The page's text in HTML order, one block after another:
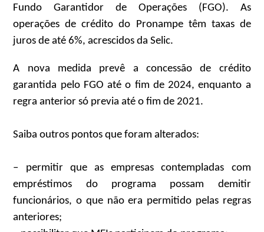
Fundo Garantidor de Operações (FGO). As
operações de crédito do Pronampe têm taxas de
juros de até 6%, acrescidos da Selic.
A nova medida prevê a concessão de crédito
garantida pelo FGO até o fim de 2024, enquanto a
regra anterior só previa até o fim de 2021.
Saiba outros pontos que foram alterados:
– permitir que as empresas contempladas com
empréstimos do programa possam demitir
funcionários, o que não era permitido pelas regras
anteriores;